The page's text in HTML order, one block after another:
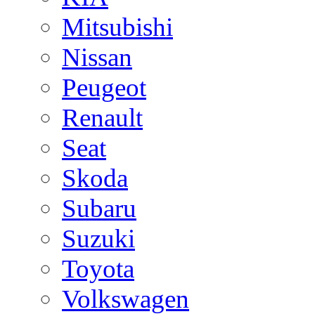
Mitsubishi
Nissan
Peugeot
Renault
Seat
Skoda
Subaru
Suzuki
Toyota
Volkswagen